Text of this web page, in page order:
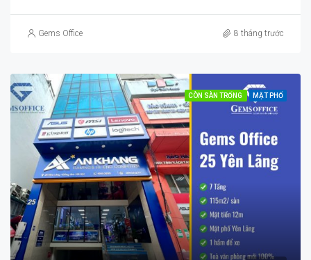
Gems Office 8 tháng trước
CÒN SÀN TRỐNG MẶT PHỐ